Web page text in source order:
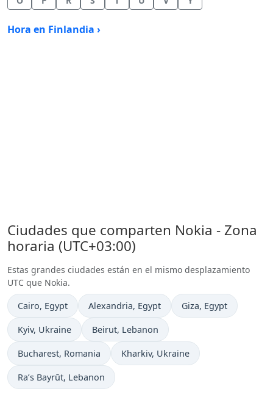
Hora en Finlandia ›
Ciudades que comparten Nokia - Zona
horaria (UTC+03:00)
Estas grandes ciudades están en el mismo desplazamiento
UTC que Nokia.
Hora actual en
Cairo, Egypt Hora actual en
Alexandria, Egypt Hora actual en
Giza, Egypt
Hora actual en
Kyiv, Ukraine Hora actual en
Beirut, Lebanon
Hora actual en
Bucharest, Romania Hora actual en
Kharkiv, Ukraine
Hora actual en
Ra’s Bayrūt, Lebanon